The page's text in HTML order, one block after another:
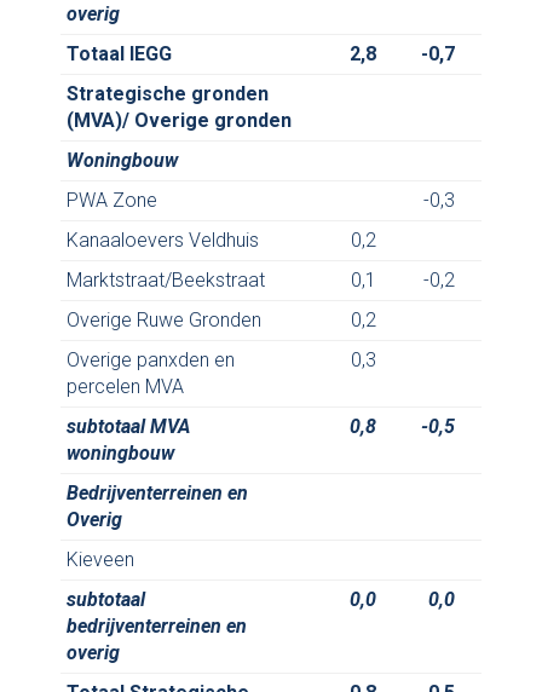
overig
Totaal IEGG 2,8 -0,7
Strategische gronden
(MVA)/ Overige gronden
Woningbouw
PWA Zone
-0,3
Kanaaloevers Veldhuis
0,2
Marktstraat/Beekstraat
0,1
-0,2
Overige Ruwe Gronden
0,2
Overige panxden en
percelen MVA
0,3
subtotaal MVA
woningbouw
0,8 -0,5
Bedrijventerreinen en
Overig
Kieveen
subtotaal
bedrijventerreinen en
overig
0,0 0,0